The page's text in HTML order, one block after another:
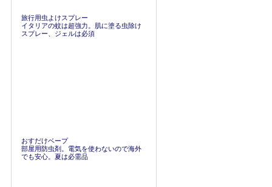
旅行用虫よけスプレー
イタリアの蚊は超強力。肌に塗る虫除け
スプレー、ジェルは必須
おすだけベープ
部屋用防虫剤。電気を使わないので海外
でも安心。夏は必需品